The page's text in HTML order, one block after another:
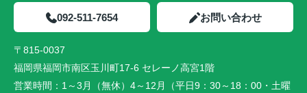
092-511-7654 お問い合わせ
〒815-0037
福岡県福岡市南区玉川町17-6 セレーノ高宮1階
営業時間： 1～3月（無休）4～12月（平日9：30～18：00・土曜